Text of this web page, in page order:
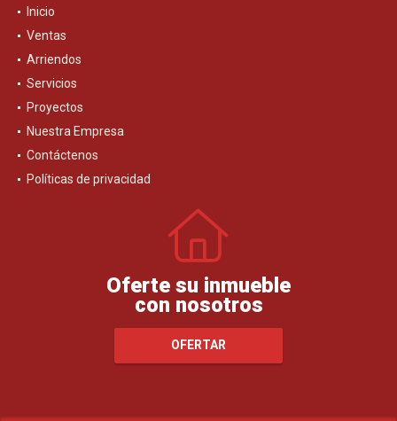
Inicio
Ventas
Arriendos
Servicios
Proyectos
Nuestra Empresa
Contáctenos
Políticas de privacidad
Oferte su inmueble
con nosotros
OFERTAR